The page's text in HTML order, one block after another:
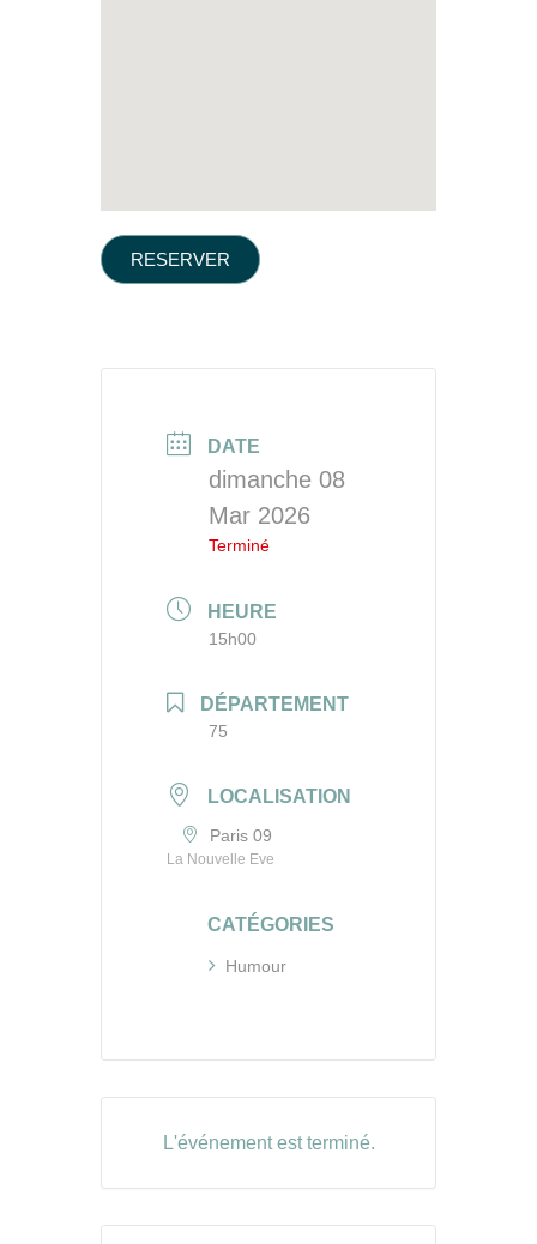
RESERVER
DATE
dimanche 08
Mar 2026
Terminé
HEURE
15h00
DÉPARTEMENT
75
LOCALISATION
Paris 09
La Nouvelle Eve
CATÉGORIES
Humour
L'événement est terminé.